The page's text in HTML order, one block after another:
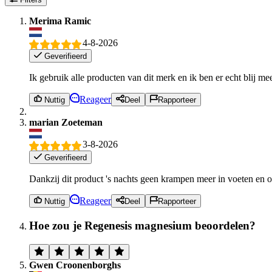
Merima Ramic
4-8-2026
Geverifieerd
Ik gebruik alle producten van dit merk en ik ben er echt blij
Nuttig Reageer Deel Rapporteer
marian Zoeteman
3-8-2026
Geverifieerd
Dankzij dit product 's nachts geen krampen meer in voeten en
Nuttig Reageer Deel Rapporteer
Hoe zou je Regenesis magnesium beoordelen?
Gwen Croonenborghs